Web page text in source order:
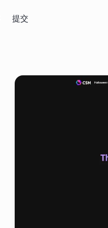
提交